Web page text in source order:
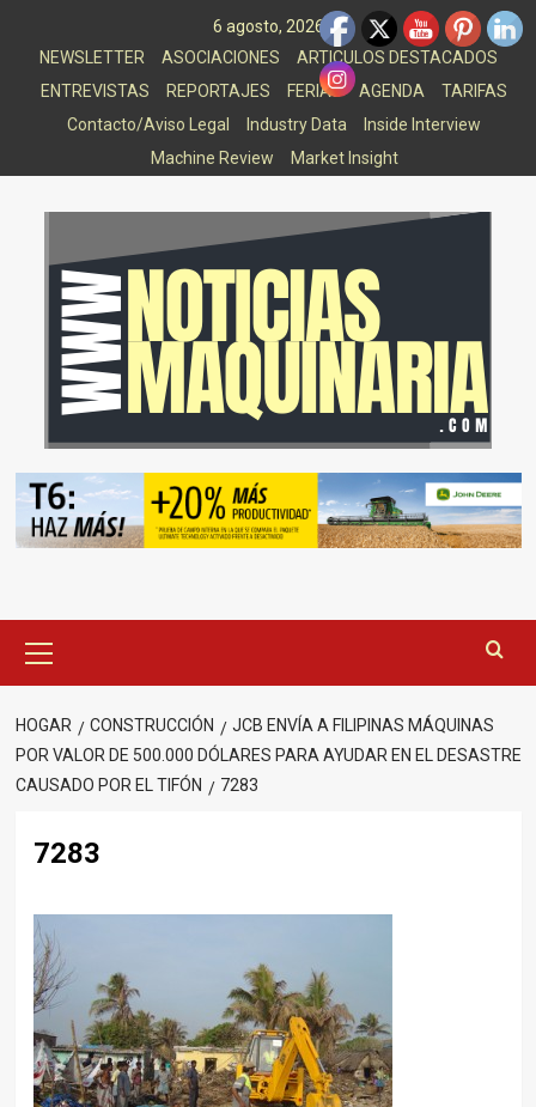
6 agosto, 2026
NEWSLETTER
ASOCIACIONES
ARTICULOS DESTACADOS
ENTREVISTAS
REPORTAJES FERIAS AGENDA
TARIFAS
Contacto/Aviso Legal
Industry Data
Inside Interview
Machine Review
Market Insight
principal
HOGAR CONSTRUCCIÓN
JCB ENVÍA A FILIPINAS MÁQUINAS
POR VALOR DE 500.000 DÓLARES PARA AYUDAR EN EL DESASTRE
CAUSADO POR EL TIFÓN
7283
7283